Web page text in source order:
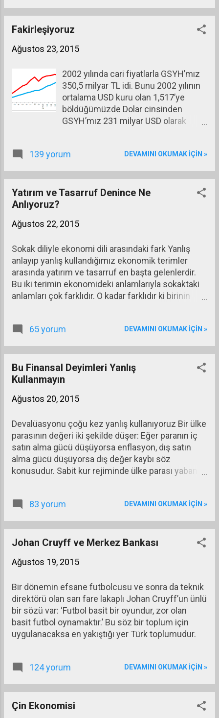
Fakirleşiyoruz
Ağustos 23, 2015
2002 yılında cari fiyatlarla GSYH’mız
350,5 milyar TL idi. Bunu 2002 yılının
ortalama USD kuru olan 1,517’ye
böldüğümüzde Dolar cinsinden
GSYH’mız 231 milyar USD olarak
ediyordu. 2002 yılından sonra
USD cinsinden artış gösterdi.
Yalnızca küresel krizin ilk darbesini
Bu düşüş sonrasında Dolar cinsinden
yılına kadar devam etti. 2014 yılında
GSYH’mız dolar cinsinden 823 milyar
USD’den 800 milyar USD’ye geriledi.
Buna paralel olarak kişi başına
gelirimizde de aynı gerileme ortaya
139 yorum DEVAMINI OKUMAK IÇIN »
Yatırım ve Tasarruf Denince Ne
Anlıyoruz?
Ağustos 22, 2015
Sokak diliyle ekonomi dili arasındaki fark Yanlış
anlayıp yanlış kullandığımız ekonomik terimler
arasında yatırım ve tasarruf en başta gelenlerdir.
Bu iki terimin ekonomideki anlamlarıyla sokaktaki
anlamları çok farklıdır. O kadar farklıdır ki birinin
65 yorum DEVAMINI OKUMAK IÇIN »
Bu Finansal Deyimleri Yanlış
Kullanmayın
Ağustos 20, 2015
Devalüasyonu çoğu kez yanlış kullanıyoruz Bir ülke
parasının değeri iki şekilde düşer: Eğer paranın iç
satın alma gücü düşüyorsa enflasyon, dış satın
alma gücü düşüyorsa dış değer kaybı söz
konusudur. Sabit kur rejiminde ülke parası yabancı
olarak bir kur belirlenir ve açıklanır. Bu kurun
yetkilendirdiği takdirde Merkez Bankasının
kararıyla olur. Yetkili makam, bu kurun artık
dış değerini düşürme kararı alır ve yeni bir kur
83 yorum DEVAMINI OKUMAK IÇIN »
Johan Cruyff ve Merkez Bankası
Ağustos 19, 2015
Bir dönemin efsane futbolcusu ve sonra da teknik
direktörü olan sarı fare lakaplı Johan Cruyff’un ünlü
bir sözü var: ‘Futbol basit bir oyundur, zor olan
basit futbol oynamaktır.’ Bu söz bir toplum için
uygulanacaksa en yakıştığı yer Türk toplumudur.
124 yorum DEVAMINI OKUMAK IÇIN »
Çin Ekonomisi